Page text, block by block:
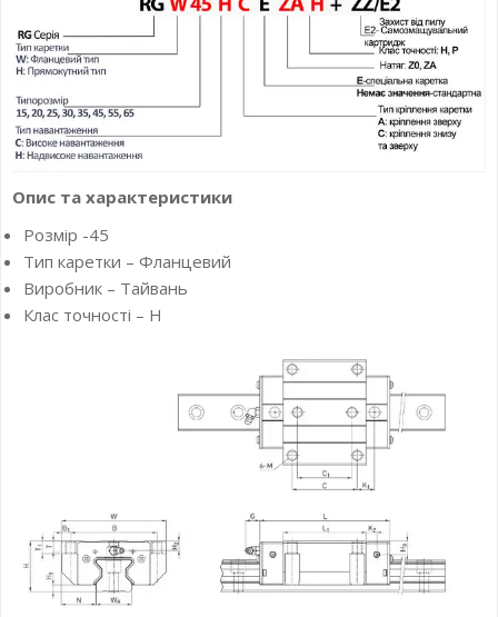
Опис та характеристики
Розмір -45
Тип каретки – Фланцевий
Виробник – Тайвань
Клас точності – H